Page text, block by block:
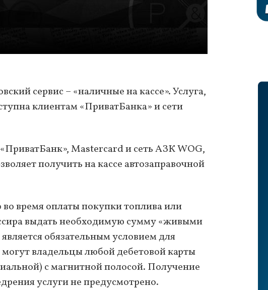
сервис – «наличные на кассе». Услуга,
клиентам «ПриватБанка» и сети
Mastercard и сеть АЗК WOG,
получить на кассе автозаправочной
время оплаты покупки топлива или
выдать необходимую сумму «живыми
обязательным условием для
владельцы любой дебетовой карты
с магнитной полосой. Получение
услуги не предусмотрено.